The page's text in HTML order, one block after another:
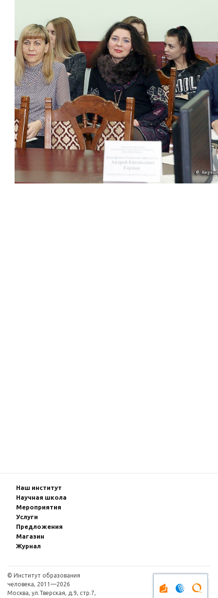
Наш институт
Научная школа
Мероприятия
Услуги
Предложения
Магазин
Журнал
© Институт образования
человека, 2011—2026
Москва, ул.Тверская, д.9, стр.7,
Оплата через